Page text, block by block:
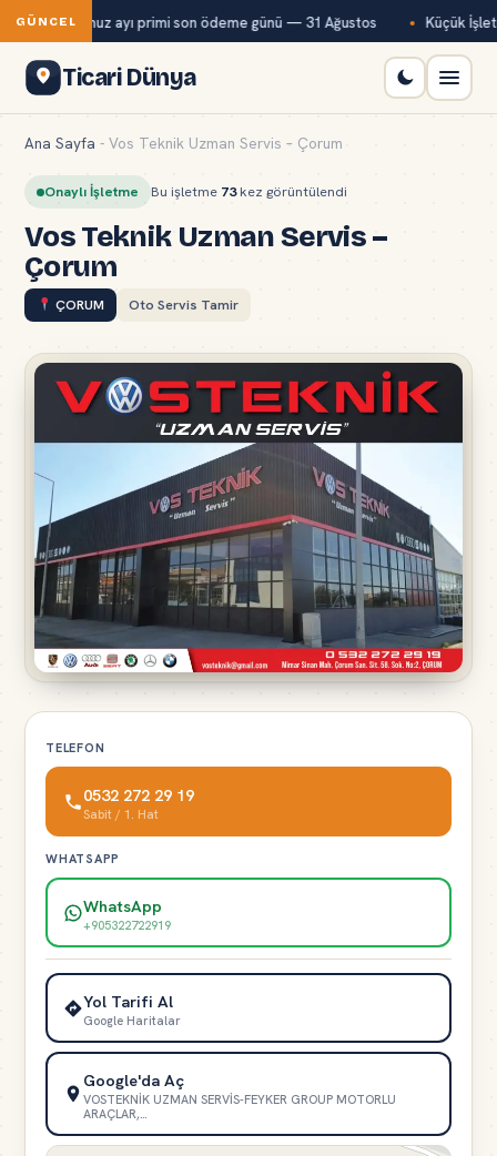
GÜNCEL
Kur temmuz ayı primi son ödeme günü — 31 Ağustos Küçük
Ticari Dünya
Ana Sayfa - Vos Teknik Uzman Servis – Çorum
Onaylı İşletme Bu işletme 73kez görüntülendi
Vos Teknik Uzman Servis –
Çorum
ÇORUM Oto Servis Tamir
TELEFON
0532 272 29 19
Sabit / 1. Hat
WHATSAPP
WhatsApp
+905322722919
Yol Tarifi Al
Google Haritalar
Google'da Aç
VOSTEKNİK UZMAN SERVİS-FEYKER GROUP MOTORLU
ARAÇLAR,…